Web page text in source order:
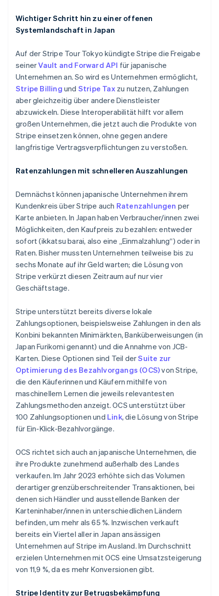
Wichtiger Schritt hin zu einer offenen
Systemlandschaft in Japan
Auf der Stripe Tour Tokyo kündigte Stripe die Freigabe
seinerVault and Forward API für japanische
Unternehmen an. So wird es Unternehmen ermöglicht,
Stripe Billing und Stripe Taxzu nutzen, Zahlungen
aber gleichzeitig über andere Dienstleister
abzuwickeln. Diese Interoperabilität hilft vor allem
großen Unternehmen, die jetzt auch die Produkte von
Stripe einsetzen können, ohne gegen andere
langfristige Vertragsverpflichtungen zu verstoßen.
Ratenzahlungen mit schnelleren Auszahlungen
Demnächst können japanische Unternehmen ihrem
Kundenkreis über Stripe auch Ratenzahlungen per
Karte anbieten. In Japan haben Verbraucher/innen zwei
Möglichkeiten, den Kaufpreis zu bezahlen: entweder
sofort (ikkatsu barai, also eine „Einmalzahlung“) oder in
Raten. Bisher mussten Unternehmen teilweise bis zu
sechs Monate auf ihr Geld warten; die Lösung von
Stripe verkürzt diesen Zeitraum auf nur vier
Geschäftstage.
Stripe unterstützt bereits diverse lokale
Zahlungsoptionen, beispielsweise Zahlungen in den als
Konbini bekannten Minimärkten, Banküberweisungen (in
JapanFurikomi genannt) und die Annahme von JCB-
Karten. Diese Optionen sind Teil derSuite zur
Optimierung des Bezahlvorgangs (OCS)von Stripe,
die den Käuferinnen und Käufern mithilfe von
maschinellem Lernen die jeweils relevantesten
Zahlungsmethoden anzeigt. OCS unterstützt über
100 Zahlungsoptionen und Link, die Lösung von Stripe
für Ein-Klick-Bezahlvorgänge.
OCS richtet sich auch an japanische Unternehmen, die
ihre Produkte zunehmend außerhalb des Landes
verkaufen. Im Jahr 2023 erhöhte sich das Volumen
derartiger grenzüberschreitender Transaktionen, bei
denen sich Händler und ausstellende Banken der
Karteninhaber/innen in unterschiedlichen Ländern
befinden, um mehr als 65 %. Inzwischen verkauft
bereits ein Viertel aller in Japan ansässigen
Unternehmen auf Stripe im Ausland. Im Durchschnitt
erzielen Unternehmen mit OCS eine Umsatzsteigerung
von 11,9 %, da es mehr Konversionen gibt.
Stripe Identity zur Betrugsbekämpfung